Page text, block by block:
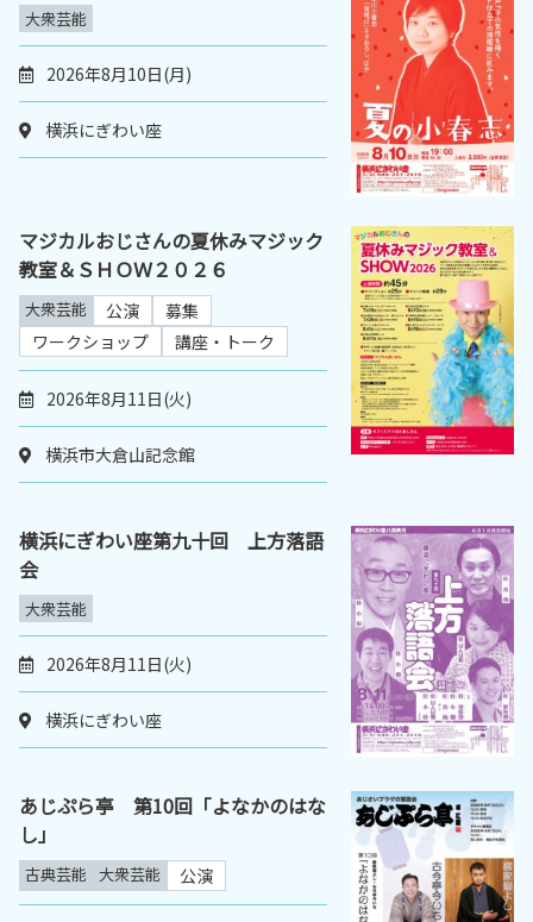
大衆芸能
2026年8月10日(月)
横浜にぎわい座
マジカルおじさんの夏休みマジック
教室＆ＳＨＯＷ２０２６
大衆芸能 公演
募集
ワークショップ
講座・トーク
2026年8月11日(火)
横浜市大倉山記念館
横浜にぎわい座第九十回 上方落語
会
大衆芸能
2026年8月11日(火)
横浜にぎわい座
あじぷら亭 第10回「よなかのはな
し」
古典芸能 大衆芸能 公演